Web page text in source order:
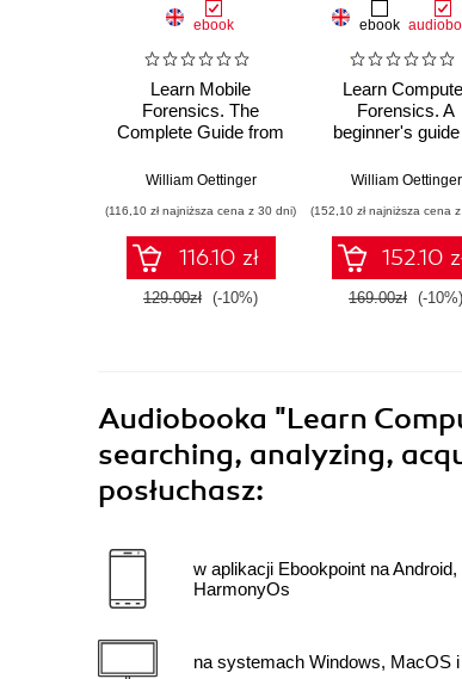
ebook
Learn Mobile
Forensics. The
Complete Guide from
Courtroom Testimony
William Oettinger
(116,10 zł najniższa cena z 30 dni)
116.10 zł
129.00zł (-10%)
ebook
Learn
Forensics. A
beginner's
and securing
William Oettinger
(152,10 zł najniższa cena
152.10
169.00zł (-10%)
Audiobooka "Learn
searching, analyzing,
posłuchasz:
w aplikacji Ebookpoint na Android,
HarmonyOs
na systemach Windows, MacOS